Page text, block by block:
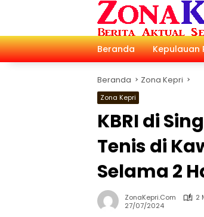
Beranda
Kepulauan
Beranda Zona Kepri
Zona Kepri
KBRI di
Tenis di
Selama 2
ZonaKepri.com
2
27/07/2024